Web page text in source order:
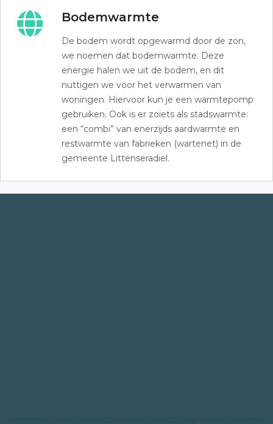
Bodemwarmte
De bodem wordt opgewarmd door de zon,
we noemen dat bodemwarmte. Deze
energie halen we uit de bodem, en dit
nuttigen we voor het verwarmen van
woningen. Hiervoor kun je een warmtepomp
gebruiken. Ook is er zoiets als stadswarmte:
een “combi” van enerzijds aardwarmte en
restwarmte van fabrieken (wartenet) in de
gemeente Littenseradiel.